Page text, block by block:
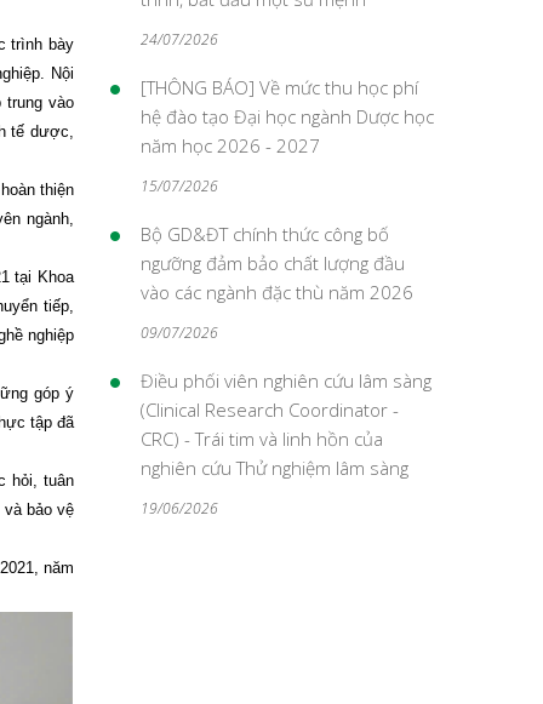
trình bày
Nội
vào
tế dược,
thiện
ngành,
tại Khoa
tiếp,
nghiệp
góp ý
tập đã
hỏi, tuân
bảo vệ
năm
24/07/2026
[THÔNG BÁO] Về mức thu học phí
hệ đào tạo Đại học ngành Dược học
năm học 2026 - 2027
15/07/2026
Bộ GD&ĐT chính thức công bố
ngưỡng đảm bảo chất lượng đầu
vào các ngành đặc thù năm 2026
09/07/2026
Điều phối viên nghiên cứu lâm sàng
(Clinical Research Coordinator -
CRC) - Trái tim và linh hồn của
nghiên cứu Thử nghiệm lâm sàng
19/06/2026